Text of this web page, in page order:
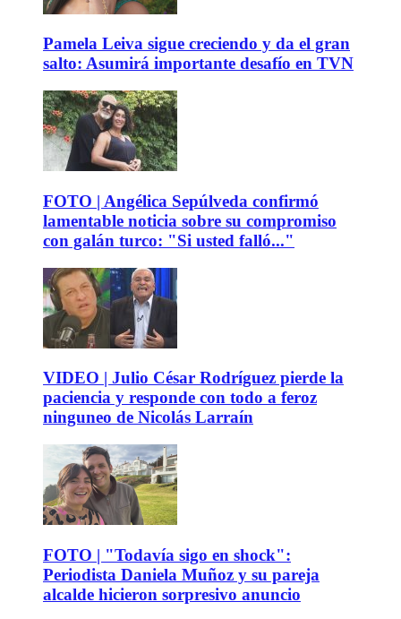
Pamela Leiva sigue creciendo y da el gran
salto: Asumirá importante desafío en TVN
FOTO | Angélica Sepúlveda confirmó
lamentable noticia sobre su compromiso
con galán turco: "Si usted falló..."
VIDEO | Julio César Rodríguez pierde la
paciencia y responde con todo a feroz
ninguneo de Nicolás Larraín
FOTO | "Todavía sigo en shock":
Periodista Daniela Muñoz y su pareja
alcalde hicieron sorpresivo anuncio